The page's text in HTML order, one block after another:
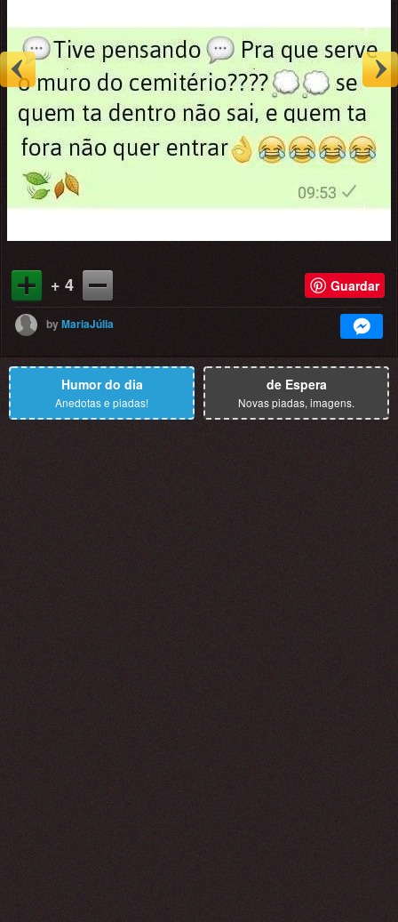
+ 4 Guardar
byMariaJúlia
Humor do dia
Anedotas e piadas!
de Espera
Novas piadas, imagens.